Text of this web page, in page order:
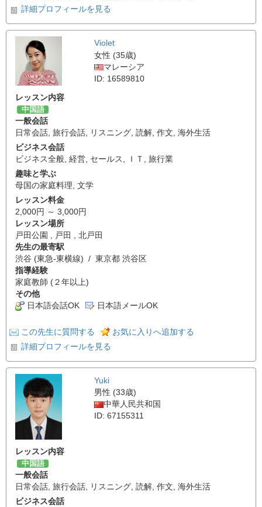
詳細プロフィールを見る
Violet
女性 (35歳)
マレーシア
ID: 16589810
レッスン内容
中国語
一般会話
日常会話 旅行会話 リスニング 読解 作文 海外生活
ビジネス会話
ビジネス全般 経営 セールス ＩＴ
旅行業
趣味と学ぶ
母国の家庭料理 文学
レッスン料金
2,000円 ～ 3,000円
レッスン場所
戸田公園 , 戸田 , 北戸田
先生の最寄駅
渋谷 (東急-東横線) / 東京都 渋谷区
指導経験
家庭教師 (２年以上)
その他
日本語会話OK
日本語メールOK
この先生に質問する
お気に入りへ追加する
詳細プロフィールを見る
Yuki
男性 (33歳)
中華人民共和国
ID: 67155311
レッスン内容
中国語
一般会話
日常会話, 旅行会話, リスニング, 読解, 作文, 海外生活
ビジネス会話